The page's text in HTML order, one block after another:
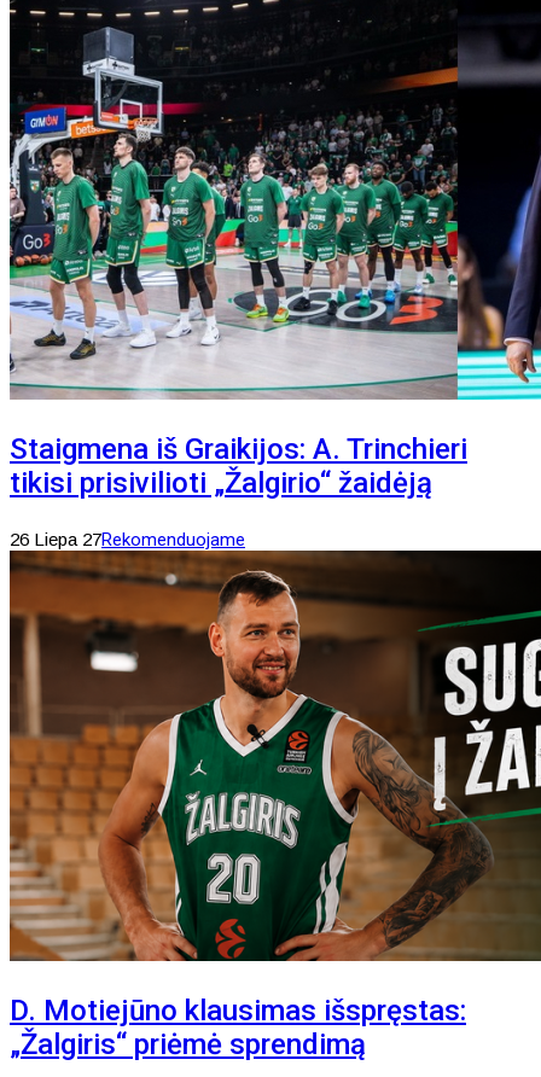
Staigmena iš Graikijos: A. Trinchieri
tikisi prisivilioti „Žalgirio“ žaidėją
26 Liepa 27Rekomenduojame
D. Motiejūno klausimas išspręstas:
„Žalgiris“ priėmė sprendimą